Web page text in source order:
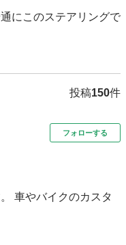
にこのステアリングで
投稿150件
フォローする
車やバイクのカスタ